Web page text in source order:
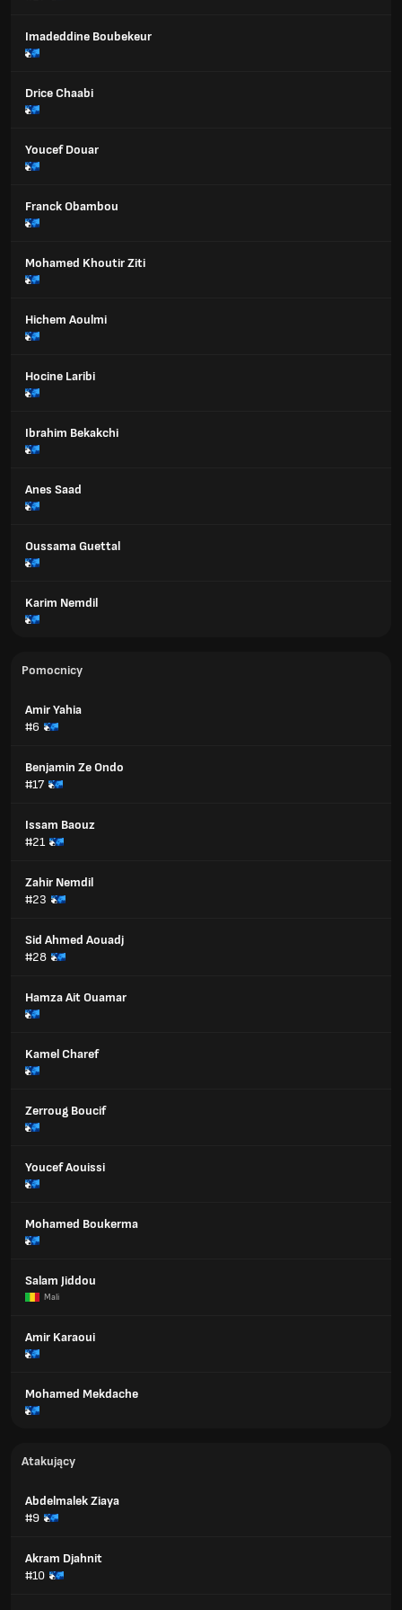
Imadeddine Boubekeur
Drice Chaabi
Youcef Douar
Franck Obambou
Mohamed Khoutir Ziti
Hichem Aoulmi
Hocine Laribi
Ibrahim Bekakchi
Anes Saad
Oussama Guettal
Karim Nemdil
Pomocnicy
Amir Yahia
#6
Benjamin Ze Ondo
#17
Issam Baouz
#21
Zahir Nemdil
#23
Sid Ahmed Aouadj
#28
Hamza Ait Ouamar
Kamel Charef
Zerroug Boucif
Youcef Aouissi
Mohamed Boukerma
Salam Jiddou
Mali
Amir Karaoui
Mohamed Mekdache
Atakujący
Abdelmalek Ziaya
#9
Akram Djahnit
#10